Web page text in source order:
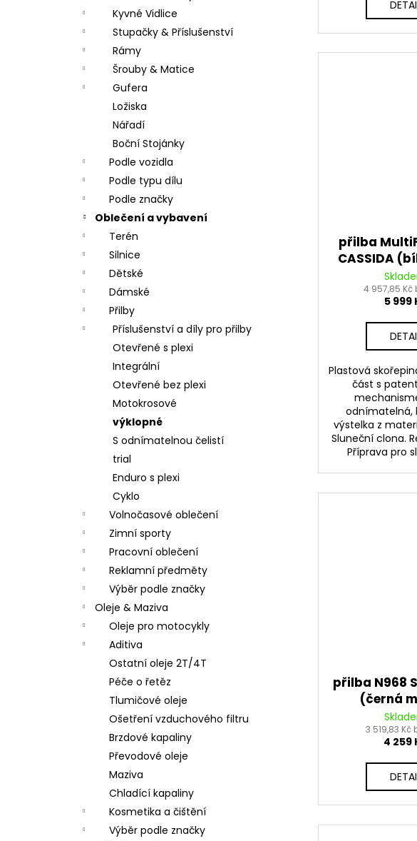
Kyvné Vidlice
Stupačky & Příslušenství
Rámy
Šrouby & Matice
Gufera
Ložiska
Nářadí
Boční Stojánky
Podle vozidla
Podle typu dílu
Podle značky
Oblečení a vybavení
Terén
Silnice
Dětské
Dámské
Přilby
Příslušenství a díly pro přilby
Otevřené s plexi
Integrální
Otevřené bez plexi
Motokrosové
výklopné
S odnímatelnou čelistí
trial
Enduro s plexi
Cyklo
Volnočasové oblečení
Zimní sporty
Pracovní oblečení
Reklamní předměty
Výběr podle značky
Oleje & Maziva
Oleje pro motocykly
Aditiva
Ostatní oleje 2T/4T
Péče o řetěz
Tlumičové oleje
Ošetření vzduchového filtru
Brzdové kapaliny
Převodové oleje
Maziva
Chladící kapaliny
Kosmetika a čištění
Výběr podle značky
přilba
CASSIDA
černá)
4 957,85 Kč
5 999
Plastová
část s
výstelka z
Sluneční clona.
Příprava pro
přilba N968
(černá
3 519,83 Kč
4 259